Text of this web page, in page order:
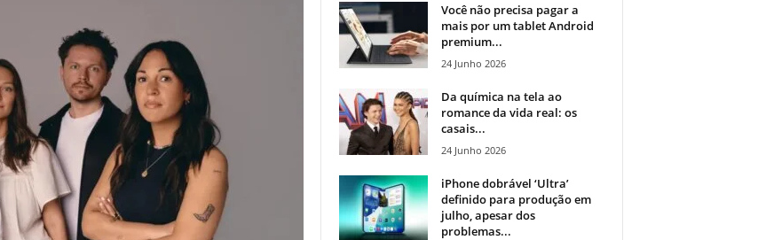
Você não precisa pagar a
mais por um tablet Android
premium...
24 Junho 2026
Da química na tela ao
romance da vida real: os
casais...
24 Junho 2026
iPhone dobrável ‘Ultra’
definido para produção em
julho, apesar dos
problemas...